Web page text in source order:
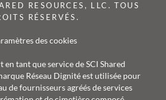
RESOURCES, LLC. TOUS
RÉSERVÉS.
des cookies
en tant que service de SCI Shared
Réseau Dignité est utilisée pour
de fournisseurs agréés de services